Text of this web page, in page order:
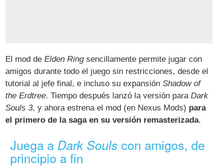
El mod deElden Ringsencillamente permite jugar con
amigos durante todo el juego sin restricciones, desde el
tutorial al jefe final, e incluso su expansiónShadow of
the Erdtree. Tiempo después lanzó la versión paraDark
Souls 3, y ahora estrena el mod (en Nexus Mods) para
el primero de la saga en su versión remasterizada.
Juega a Dark Souls con amigos, de
principio a fin